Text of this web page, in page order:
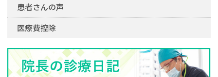
患者さんの声
医療費控除